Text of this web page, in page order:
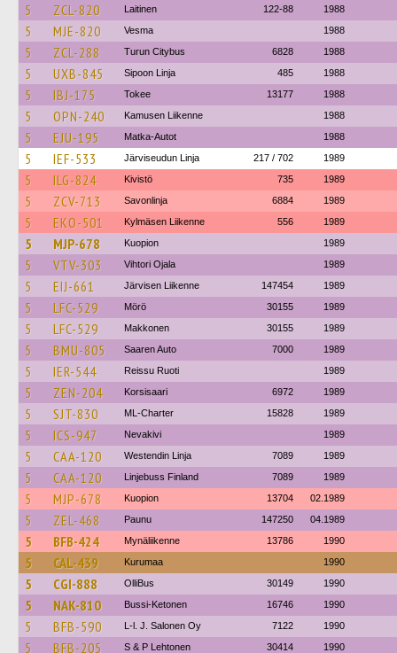
5 ZCL-820 Laitinen 122-88 1988
5 MJE-820 Vesma 1988
5 ZCL-288 Turun Citybus 6828 1988
5 UXB-845 Sipoon Linja 485 1988
5 IBJ-175 Tokee 13177 1988
5 OPN-240 Kamusen Liikenne 1988
5 EJU-195 Matka-Autot 1988
5 IEF-533 Järviseudun Linja 217 / 702 1989
5 ILG-824 Kivistö 735 1989
5 ZCV-713 Savonlinja 6884 1989
5 EKO-501 Kylmäsen Liikenne 556 1989
5 MJP-678 Kuopion 1989
5 VTV-303 Vihtori Ojala 1989
5 EIJ-661 Järvisen Liikenne 147454 1989
5 LFC-529 Mörö 30155 1989
5 LFC-529 Makkonen 30155 1989
5 BMU-805 Saaren Auto 7000 1989
5 IER-544 Reissu Ruoti 1989
5 ZEN-204 Korsisaari 6972 1989
5 SJT-830 ML-Charter 15828 1989
5 ICS-947 Nevakivi 1989
5 CAA-120 Westendin Linja 7089 1989
5 CAA-120 Linjebuss Finland 7089 1989
5 MJP-678 Kuopion 13704 02.1989
5 ZEL-468 Paunu 147250 04.1989
5 BFB-424 Mynäliikenne 13786 1990
5 CAL-439 Kurumaa 1990
5 CGI-888 OlliBus 30149 1990
5 NAK-810 Bussi-Ketonen 16746 1990
5 BFB-590 L-l. J. Salonen Oy 7122 1990
5 BFB-205 S & P Lehtonen 30414 1990